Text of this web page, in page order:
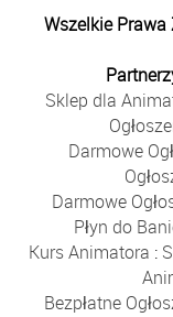
Wszelkie
Sklep dla
Darmowe
Darmowe
Płyn do
Kurs Animatora :
Bezpłatne